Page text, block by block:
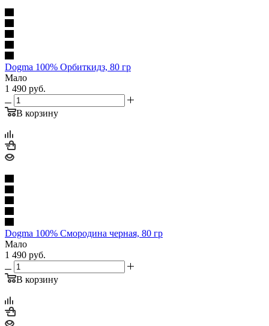
Dogma 100% Орбиткидз, 80 гр
Мало
1 490 руб.
В корзину
Dogma 100% Смородина черная, 80 гр
Мало
1 490 руб.
В корзину